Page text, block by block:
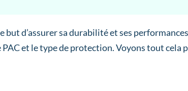
but d’assurer sa durabilité et ses
et le type de protection. Voyons tout cela